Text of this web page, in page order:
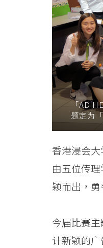
2018」
「AD
题定为
香港浸会大
由五位传
颖而出，勇
今届比赛
计新颖的